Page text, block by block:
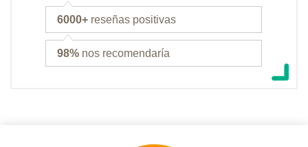
6000+ reseñas positivas
98% nos recomendaría